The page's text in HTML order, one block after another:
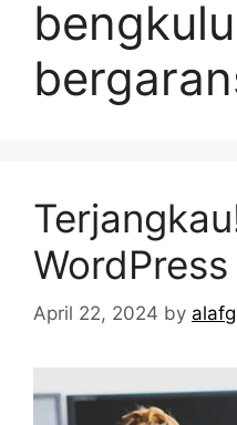
bengkulu
April 22, 2024 by